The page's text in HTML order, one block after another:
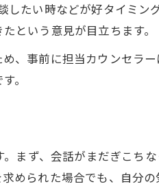
たい時などが好タイミン
という意見が目立ちます。
、事前に担当カウンセラ
。
まず、会話がまだぎこち
められた場合でも、自分